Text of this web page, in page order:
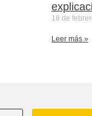
18 de
Leer más »